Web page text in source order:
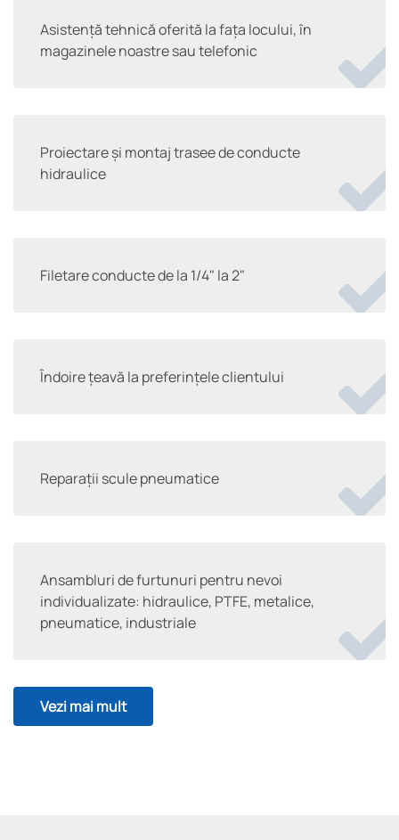
Asistență tehnică oferită la fața locului, în
magazinele noastre sau telefonic
Proiectare și montaj trasee de conducte
hidraulice
Filetare conducte de la 1/4" la 2"
Îndoire țeavă la preferințele clientului
Reparații scule pneumatice
Ansambluri de furtunuri pentru nevoi
individualizate: hidraulice, PTFE, metalice,
pneumatice, industriale
Vezi mai mult